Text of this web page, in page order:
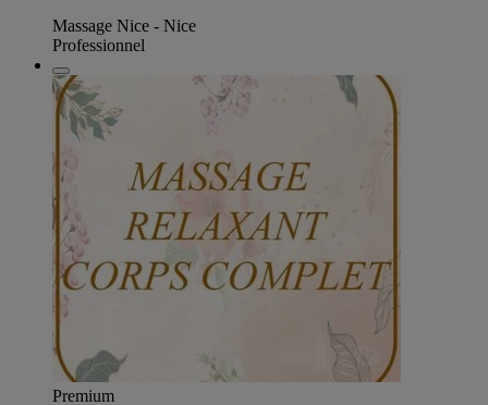
Massage Nice - Nice
Professionnel
Premium